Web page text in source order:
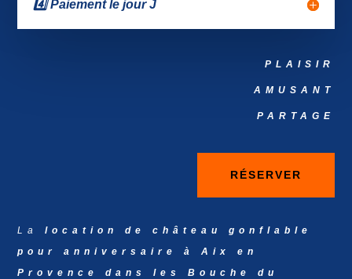
4️⃣ Paiement le jour J
PLAISIR
AMUSANT
PARTAGE
RÉSERVER
Lalocation de château gonflable
pour anniversaire à Aix en
Provence dans les Bouche du